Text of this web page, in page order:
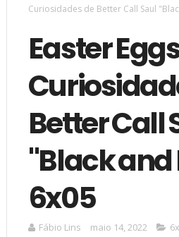
Curiosidades de Better Call Saul
Easter
Better Call
"Black and
6x05
Fábio Lins maio 14, 2022